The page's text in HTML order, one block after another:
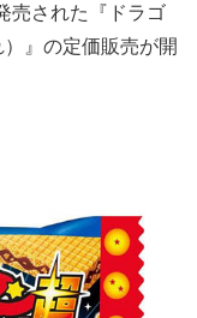
売された『ドラゴ
』の定価販売が開